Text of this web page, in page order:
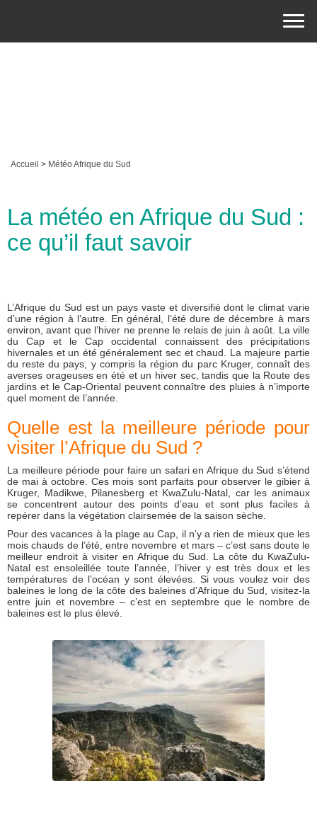
Accueil > Météo Afrique du Sud
La météo en Afrique du Sud :
ce qu’il faut savoir
L’Afrique du Sud est un pays vaste et diversifié dont le climat varie
d’une région à l’autre. En général, l’été dure de décembre à mars
environ, avant que l’hiver ne prenne le relais de juin à août. La ville
du Cap et le Cap occidental connaissent des précipitations
hivernales et un été généralement sec et chaud. La majeure partie
du reste du pays, y compris la région du parc Kruger, connaît des
averses orageuses en été et un hiver sec, tandis que la Route des
jardins et le Cap-Oriental peuvent connaître des pluies à n’importe
quel moment de l’année.
Quelle est la meilleure période pour
visiter l’Afrique du Sud ?
La meilleure période pour faire un safari en Afrique du Sud s’étend
de mai à octobre. Ces mois sont parfaits pour observer le gibier à
Kruger, Madikwe, Pilanesberg et KwaZulu-Natal, car les animaux
se concentrent autour des points d’eau et sont plus faciles à
repérer dans la végétation clairsemée de la saison sèche.
Pour des vacances à la plage au Cap, il n’y a rien de mieux que les
mois chauds de l’été, entre novembre et mars – c’est sans doute le
meilleur endroit à visiter en Afrique du Sud. La côte du KwaZulu-
Natal est ensoleillée toute l’année, l’hiver y est très doux et les
températures de l’océan y sont élevées. Si vous voulez voir des
baleines le long de la côte des baleines d’Afrique du Sud, visitez-la
entre juin et novembre – c’est en septembre que le nombre de
baleines est le plus élevé.